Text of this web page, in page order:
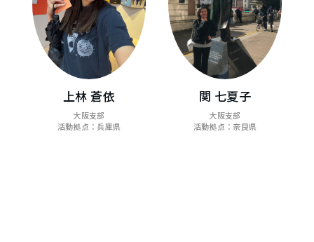
上林 蒼依
大阪支部
活動拠点：兵庫県
関 七夏子
大阪支部
活動拠点：奈良県